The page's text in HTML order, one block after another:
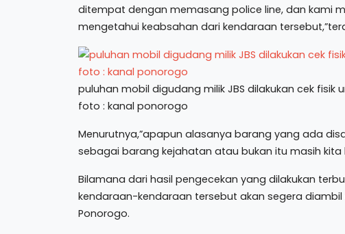
ditempat dengan memasang police line, dan kami
mengetahui keabsahan dari kendaraan
puluhan mobil digudang milik JBS dilakukan cek fisik
foto : kanal ponorogo
Menurutnya,”apapun alasanya barang yang ada
sebagai barang kejahatan atau bukan itu masih kita
Bilamana dari hasil pengecekan yang dilakukan
kendaraan-kendaraan tersebut akan segera
Ponorogo.